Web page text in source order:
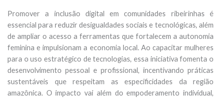
Promover a inclusão digital em comunidades ribeirinhas é
essencial para reduzir desigualdades sociais e tecnológicas, além
de ampliar o acesso a ferramentas que fortalecem a autonomia
feminina e impulsionam a economia local. Ao capacitar mulheres
para o uso estratégico de tecnologias, essa iniciativa fomenta o
desenvolvimento pessoal e profissional, incentivando práticas
sustentáveis que respeitam as especificidades da região
amazônica. O impacto vai além do empoderamento individual,